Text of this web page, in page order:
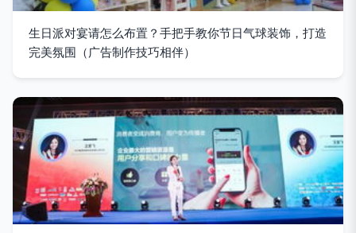
生日派对宴请怎么布置？手把手教你节日气球装饰，打造
完美氛围（广告制作技巧相伴）